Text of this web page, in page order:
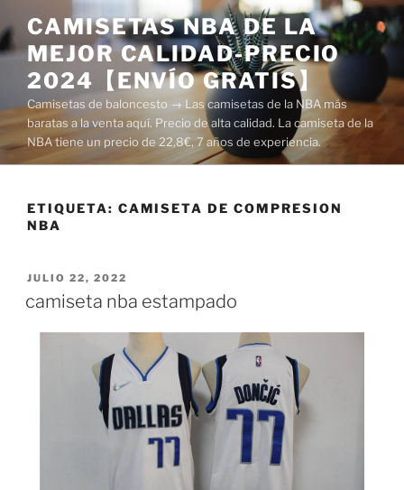
al
contenido
CAMISETAS NBA DE LA
MEJOR CALIDAD-PRECIO
2024【ENVÍO GRATIS】
Camisetas de baloncesto → Las camisetas de la NBA más
baratas a la venta aquí. Precio de alta calidad. La camiseta de la
NBA tiene un precio de 22,8€, 7 años de experiencia.
ETIQUETA: CAMISETA DE COMPRESION
NBA
PUBLICADO
JULIO 22, 2022
camiseta nba estampado